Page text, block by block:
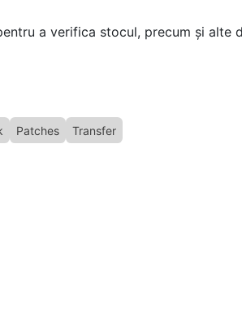
a verifica stocul, precum și alte
Patches Transfer